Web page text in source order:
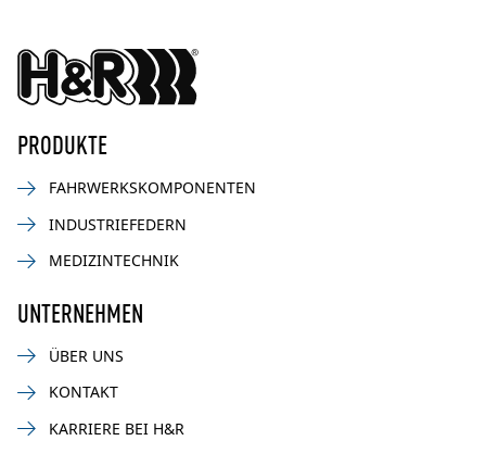
PRODUKTE
FAHRWERKSKOMPONENTEN
INDUSTRIEFEDERN
MEDIZINTECHNIK
UNTERNEHMEN
ÜBER UNS
KONTAKT
KARRIERE BEI H&R